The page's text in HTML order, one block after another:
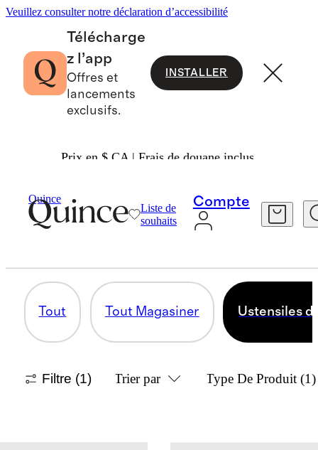
Veuillez consulter notre déclaration d’accessibilité
Télécharge
z l’app
Offres et
lancements
exclusifs.
INSTALLER
Prix en $ CA | Frais de douane inclus.
Quince
Liste de
souhaits
Compte
Maison Linge De Cuisine Et De Table
USTENSILES DE CUISINE
Tout Tout Magasiner Ustensiles
Filtre (1) Trier par Type De Produit (1)